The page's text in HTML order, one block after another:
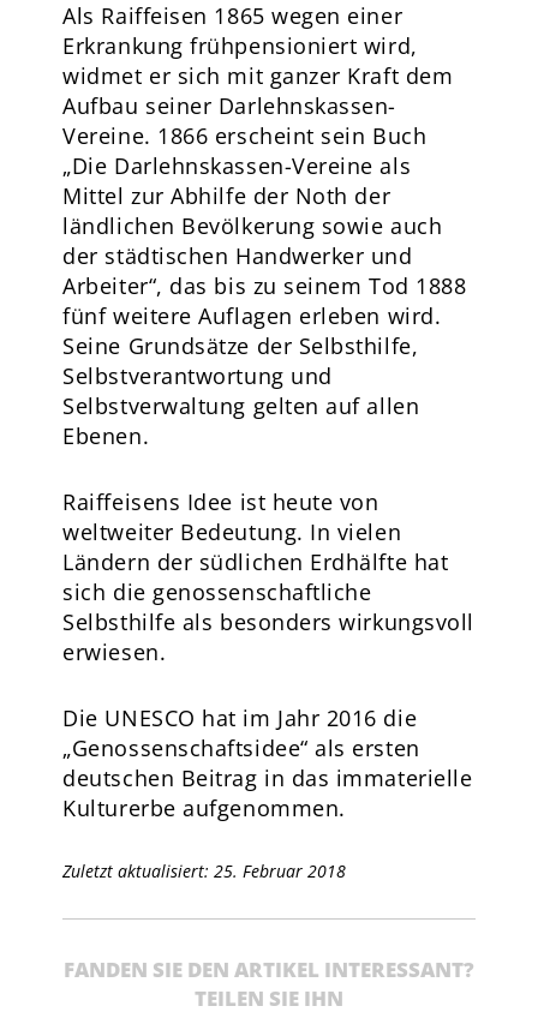
Als Raiffeisen 1865 wegen einer
Erkrankung frühpensioniert wird,
widmet er sich mit ganzer Kraft dem
Aufbau seiner Darlehnskassen-
Vereine. 1866 erscheint sein Buch
„Die Darlehnskassen-Vereine als
Mittel zur Abhilfe der Noth der
ländlichen Bevölkerung sowie auch
der städtischen Handwerker und
Arbeiter“, das bis zu seinem Tod 1888
fünf weitere Auflagen erleben wird.
Seine Grundsätze der Selbsthilfe,
Selbstverantwortung und
Selbstverwaltung gelten auf allen
Ebenen.
Raiffeisens Idee ist heute von
weltweiter Bedeutung. In vielen
Ländern der südlichen Erdhälfte hat
sich die genossenschaftliche
Selbsthilfe als besonders wirkungsvoll
erwiesen.
Die UNESCO hat im Jahr 2016 die
„Genossenschaftsidee“ als ersten
deutschen Beitrag in das immaterielle
Kulturerbe aufgenommen.
Zuletzt aktualisiert: 25. Februar 2018
FANDEN SIE DEN ARTIKEL INTERESSANT?
TEILEN SIE IHN